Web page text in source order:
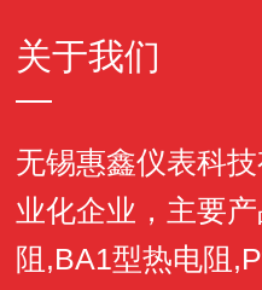
关于我们
无锡惠鑫仪表科
业化企业，主要
阻,BA1型热电阻